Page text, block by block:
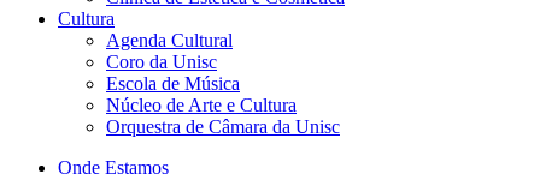
Cultura
Agenda Cultural
Coro da Unisc
Escola de Música
Núcleo de Arte e Cultura
Orquestra de Câmara da Unisc
Onde Estamos